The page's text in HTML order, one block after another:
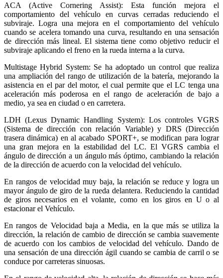
ACA (Active Cornering Assist): Esta función mejora el
comportamiento del vehículo en curvas cerradas reduciendo el
subviraje. Logra una mejora en el comportamiento del vehículo
cuando se acelera tomando una curva, resultando en una sensación
de dirección más lineal. El sistema tiene como objetivo reducir el
subviraje aplicando el freno en la rueda interna a la curva.
Multistage Hybrid System: Se ha adoptado un control que realiza
una ampliación del rango de utilización de la batería, mejorando la
asistencia en el par del motor, el cual permite que el LC tenga una
aceleración más poderosa en el rango de aceleración de bajo a
medio, ya sea en ciudad o en carretera.
LDH (Lexus Dynamic Handling System): Los controles VGRS
(Sistema de dirección con relación Variable) y DRS (Dirección
trasera dinámica) en al acabado SPORT+, se modifican para lograr
una gran mejora en la estabilidad del LC. El VGRS cambia el
ángulo de dirección a un ángulo más óptimo, cambiando la relación
de la dirección de acuerdo con la velocidad del vehículo.
En rangos de velocidad muy baja, la relación se reduce y logra un
mayor ángulo de giro de la rueda delantera. Reduciendo la cantidad
de giros necesarios en el volante, como en los giros en U o al
estacionar el Vehículo.
En rangos de Velocidad baja a Media, en la que más se utiliza la
dirección, la relación de cambio de dirección se cambia suavemente
de acuerdo con los cambios de velocidad del vehículo. Dando de
una sensación de una dirección ágil cuando se cambia de carril o se
conduce por carreteras sinuosas.